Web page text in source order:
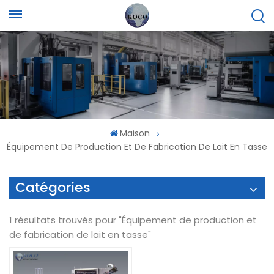
Maison
Équipement De Production Et De Fabrication De Lait En Tasse
Catégories
1 résultats trouvés pour "Équipement de production et
de fabrication de lait en tasse"